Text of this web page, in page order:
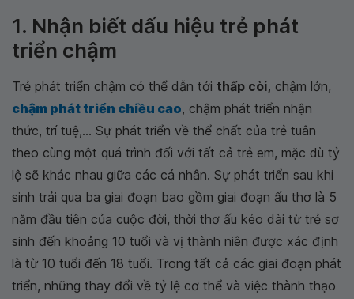
1. Nhận biết dấu hiệu trẻ phát
triển chậm
Trẻ phát triển chậm có thể dẫn tới thấp còi, chậm lớn,
chậm phát triển chiều cao, chậm phát triển nhận
thức, trí tuệ,... Sự phát triển về thể chất của trẻ tuân
theo cùng một quá trình đối với tất cả trẻ em, mặc dù tỷ
lệ sẽ khác nhau giữa các cá nhân. Sự phát triển sau khi
sinh trải qua ba giai đoạn bao gồm giai đoạn ấu thơ là 5
năm đầu tiên của cuộc đời, thời thơ ấu kéo dài từ trẻ sơ
sinh đến khoảng 10 tuổi và vị thành niên được xác định
là từ 10 tuổi đến 18 tuổi. Trong tất cả các giai đoạn phát
triển, những thay đổi về tỷ lệ cơ thể và việc thành thạo